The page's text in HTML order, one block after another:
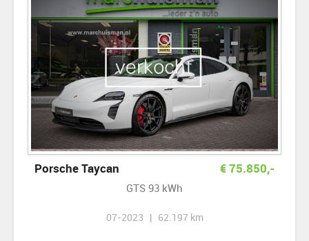
Porsche Taycan €75.850,-
GTS 93 kWh
07-2023 | 62.197 km